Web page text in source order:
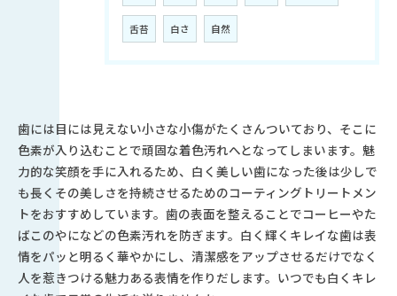
舌苔 白さ 自然
歯には目には見えない小さな小傷がたくさんついており、そこに
色素が入り込むことで頑固な着色汚れへとなってしまいます。魅
力的な笑顔を手に入れるため、白く美しい歯になった後は少しで
も長くその美しさを持続させるためのコーティングトリートメン
トをおすすめしています。歯の表面を整えることでコーヒーやた
ばこのやになどの色素汚れを防ぎます。白く輝くキレイな歯は表
情をパッと明るく華やかにし、清潔感をアップさせるだけでなく
人を惹きつける魅力ある表情を作りだします。いつでも白くキレ